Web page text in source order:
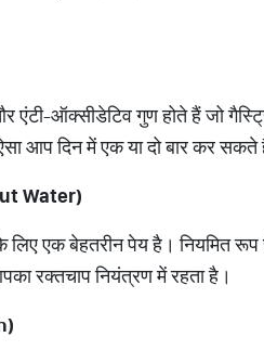
एंटी-ऑक्सीडेटिव गुण होते हैं जो
आप दिन में एक या दो बार कर सकते
Water)
एक बेहतरीन पेय है। नियमित रूप
रक्तचाप नियंत्रण में रहता है।